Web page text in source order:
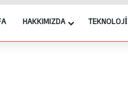
HAKKIMIZDA TEKNOLOJI